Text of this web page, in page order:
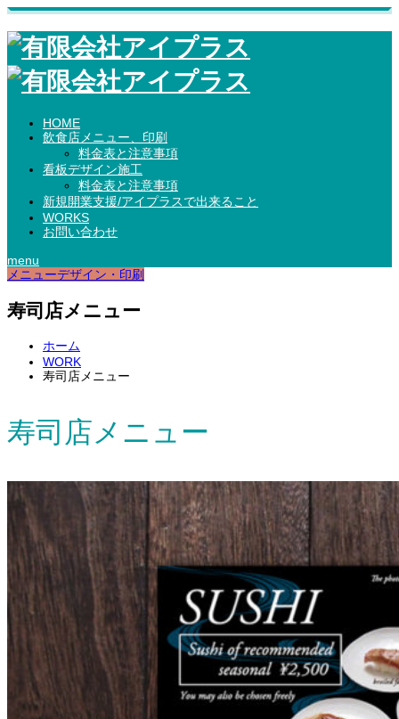
HOME
飲食店メニュー、印刷
料金表と注意事項
看板デザイン施工
料金表と注意事項
新規開業支援/アイプラスで出来ること
WORKS
お問い合わせ
menu
メニューデザイン・印刷
寿司店メニュー
ホーム
WORK
寿司店メニュー
寿司店メニュー